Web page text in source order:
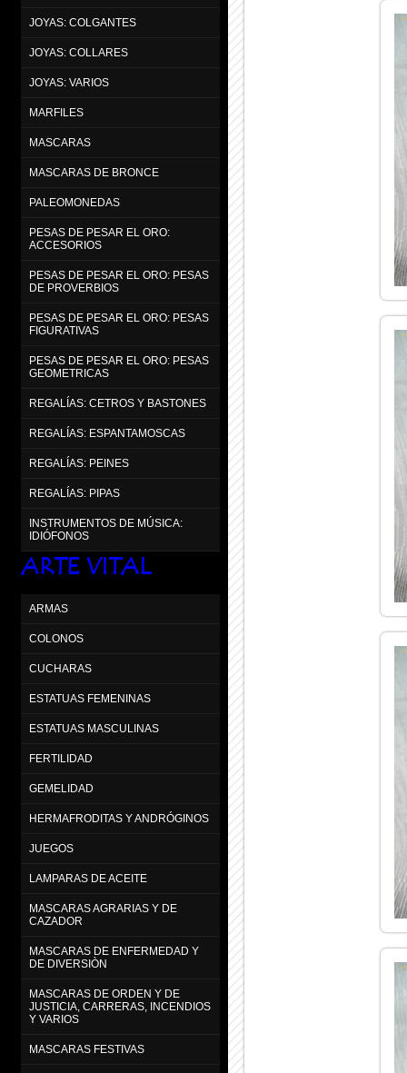
JOYAS: COLGANTES
JOYAS: COLLARES
JOYAS: VARIOS
MARFILES
MASCARAS
MASCARAS DE BRONCE
PALEOMONEDAS
PESAS DE PESAR EL ORO:
ACCESORIOS
PESAS DE PESAR EL ORO: PESAS
DE PROVERBIOS
PESAS DE PESAR EL ORO: PESAS
FIGURATIVAS
PESAS DE PESAR EL ORO: PESAS
GEOMETRICAS
REGALÍAS: CETROS Y BASTONES
REGALÍAS: ESPANTAMOSCAS
REGALÍAS: PEINES
REGALÍAS: PIPAS
INSTRUMENTOS DE MÚSICA:
IDIÓFONOS
ARTE VITAL
ARMAS
COLONOS
CUCHARAS
ESTATUAS FEMENINAS
ESTATUAS MASCULINAS
FERTILIDAD
GEMELIDAD
HERMAFRODITAS Y ANDRÓGINOS
JUEGOS
LAMPARAS DE ACEITE
MASCARAS AGRARIAS Y DE
CAZADOR
MASCARAS DE ENFERMEDAD Y
DE DIVERSIÒN
MASCARAS DE ORDEN Y DE
JUSTICIA, CARRERAS, INCENDIOS
Y VARIOS
MASCARAS FESTIVAS